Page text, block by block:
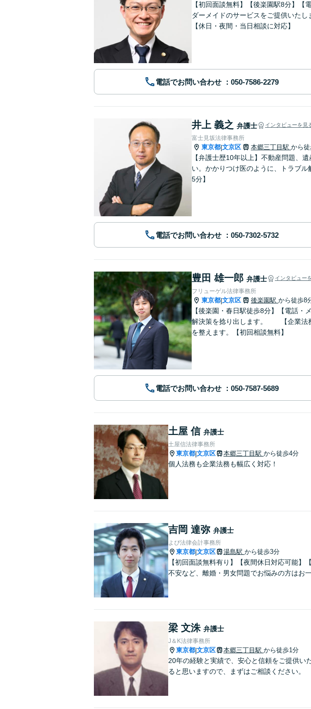
【初回面談無料】【後楽園駅8分】
ダーメイドのサービスをご提供いた
【休日・夜間・当日相談に対応】
電話でお問い合わせ
井上 義之 弁護士 インタビューを見
富士見坂法律事務所
東京都|文京区 本郷三丁目駅 から
【弁護士歴10年以上】不動産問題、
い。かかりつけ医のように、トラブ
5分】
電話でお問い合わせ
豊田 雄一郎 弁護士 インタビュー
フリューゲル法律事務所
東京都|文京区 後楽園駅 から徒歩8
【後楽園・春日駅徒歩8分】【電話
解決策を捻り出します。 【企業法務
を整えます。【初回相談無料】
電話でお問い合わせ
土屋 信 弁護士
土屋信法律事務所
東京都|文京区 本郷三丁目駅 から徒歩4分
個人法務も企業法務も幅広く対応！
吉岡 達弥 弁護士
よぴ法律会計事務所
東京都|文京区 湯島駅 から徒歩3分
【初回面談無料有り】【夜間休日対応可能
不安など、離婚・男女問題でお悩みの方はお
梁 文洙 弁護士
J＆K法律事務所
東京都|文京区 本郷三丁目駅 から徒歩1分
20年の経験と実績で、安心と信頼をご提供い
ると思いますので、まずはご相談ください。